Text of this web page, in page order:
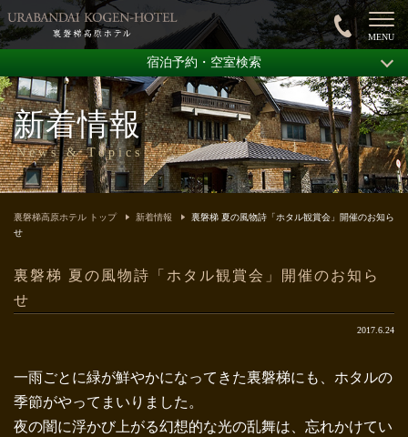
新着情報
News & Topics
宿泊予約・空室検索
裏磐梯高原ホテル トップ 新着情報
裏磐梯 夏の風物詩「ホタル観賞会」開催のお知ら
せ
裏磐梯 夏の風物詩「ホタル観賞会」開催のお知ら
せ
2017.6.24
一雨ごとに緑が鮮やかになってきた裏磐梯にも、ホタルの
季節がやってまいりました。
夜の闇に浮かび上がる幻想的な光の乱舞は、忘れかけてい